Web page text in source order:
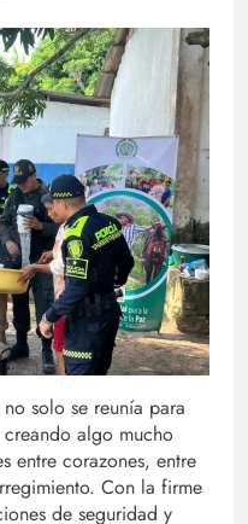
solo se reunía para
algo mucho
entre corazones, entre
Con la firme
de seguridad y